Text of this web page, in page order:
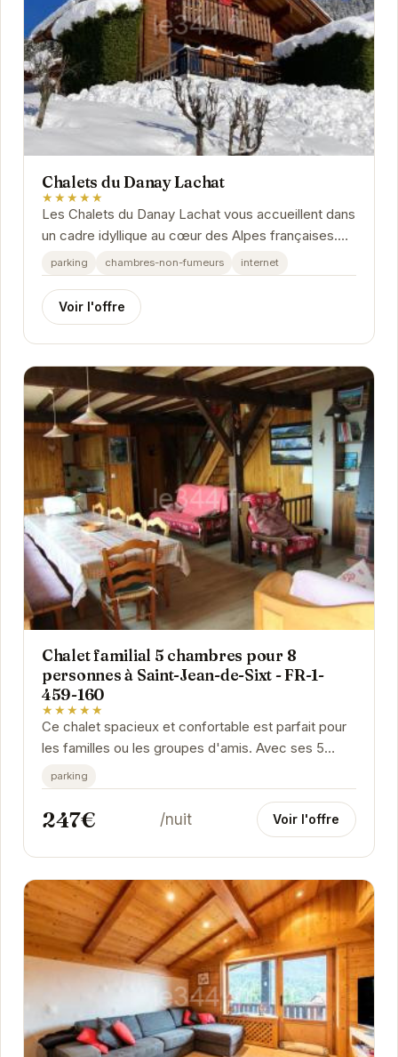
Chalets du Danay Lachat
★★★★★
Les Chalets du Danay Lachat vous accueillent dans
un cadre idyllique au cœur des Alpes françaises.
Profitez d'un séjour relaxant dans des chalets...
parking chambres-non-fumeurs internet
Voir l'offre
Chalet familial 5 chambres pour 8
personnes à Saint-Jean-de-Sixt - FR-1-
459-160
★★★★★
Ce chalet spacieux et confortable est parfait pour
les familles ou les groupes d'amis. Avec ses 5
chambres, il peut accueillir jusqu'à 8 personnes....
parking
247€ /nuit Voir l'offre